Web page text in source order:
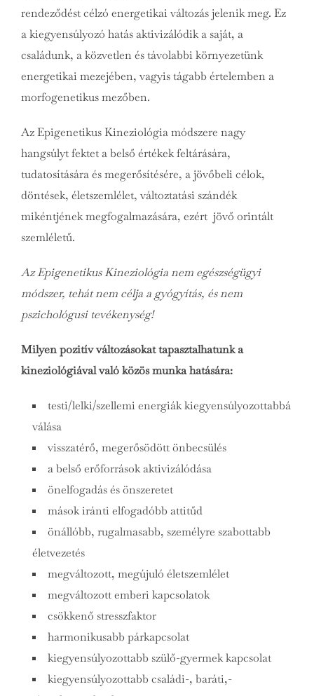
rendeződést célzó energetikai változás jelenik meg. Ez
a kiegyensúlyozó hatás aktivizálódik a saját, a
családunk, a közvetlen és távolabbi környezetünk
energetikai mezejében, vagyis tágabb értelemben a
morfogenetikus mezőben.
Az Epigenetikus Kineziológia módszere nagy
hangsúlyt fektet a belső értékek feltárására,
tudatosítására és megerősítésére, a jövőbeli célok,
döntések, életszemlélet, változtatási szándék
mikéntjének megfogalmazására, ezért jövő orintált
szemléletű.
Az Epigenetikus Kineziológia nem egészségügyi
módszer, tehát nem célja a gyógyítás, és nem
pszichológusi tevékenység!
Milyen pozitív változásokat tapasztalhatunk a
kineziológiával való közös munka hatására:
testi/lelki/szellemi energiák kiegyensúlyozottabbá
válása
visszatérő, megerősödött önbecsülés
a belső erőforrások aktivizálódása
önelfogadás és önszeretet
mások iránti elfogadóbb attitűd
önállóbb, rugalmasabb, személyre szabottabb
életvezetés
megváltozott, megújuló életszemlélet
megváltozott emberi kapcsolatok
csökkenő stresszfaktor
harmonikusabb párkapcsolat
kiegyensúlyozottabb szülő-gyermek kapcsolat
kiegyensúlyozottabb családi-, baráti,-